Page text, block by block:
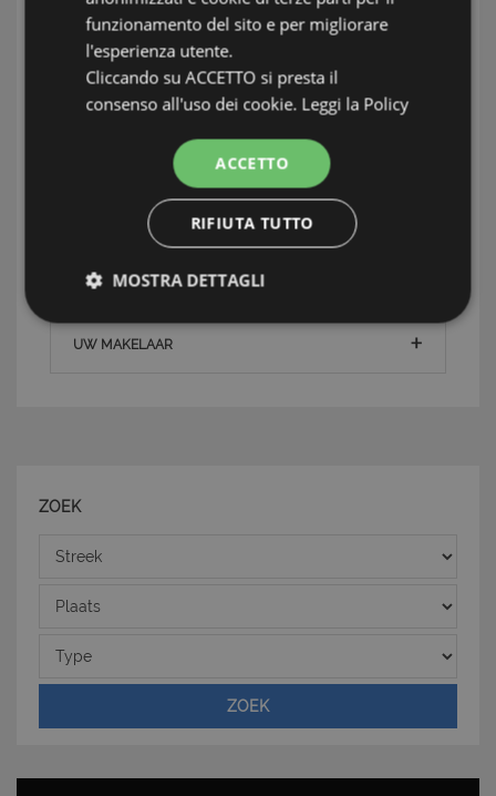
Terrein:
Staat van onderhoudOttime subito
Abitabile
INFORMATIE: ISOLE DELLA SICILIA
TAG: Huizen en villa's, Pantelleria, Isole della
Sicilia
UW MAKELAAR
ZOEK
Streek
Plaats
Type
ZOEK
funzionamento del sito e per migliorare
l'esperienza utente.
Cliccando su ACCETTO si presta il
consenso all'uso dei cookie. Leggi la Policy
ACCETTO
RIFIUTA TUTTO
MOSTRA DETTAGLI
Strettamente necessari e Statistiche
degli utenti e la gestione dell'account. Il sito Web
Sessione